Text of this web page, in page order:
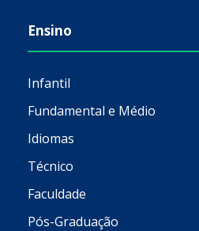
Ensino
Infantil
Fundamental e Médio
Idiomas
Técnico
Faculdade
Pós-Graduação